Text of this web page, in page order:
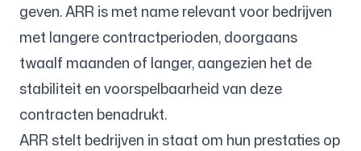
geven. ARR is met name relevant voor bedrijven
met langere contractperioden, doorgaans
twaalf maanden of langer, aangezien het de
stabiliteit en voorspelbaarheid van deze
contracten benadrukt.
ARR stelt bedrijven in staat om hun prestaties op